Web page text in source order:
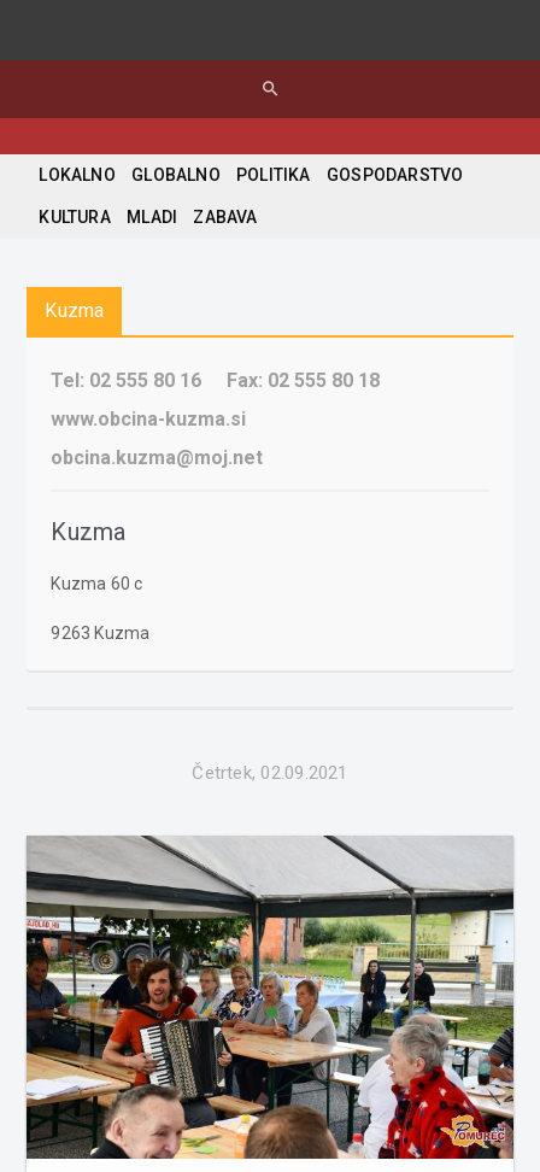
search
LOKALNO GLOBALNO POLITIKA GOSPODARSTVO
KULTURA MLADI ZABAVA
Kuzma
Tel: 02 555 80 16
Fax: 02 555 80 18
www.obcina-kuzma.si
obcina.kuzma@moj.net
Kuzma
Kuzma 60 c
9263 Kuzma
Četrtek, 02.09.2021